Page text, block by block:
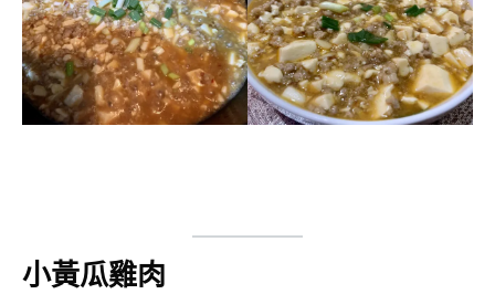
小黃瓜雞肉